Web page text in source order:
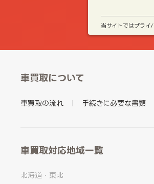
当サイトではプライ
車買取について
車買取の流れ 手続きに必要な書類
車買取対応地域一覧
北海道・東北